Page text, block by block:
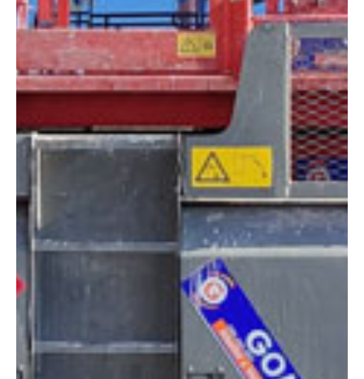
obtener una mayor seguridad en trabajos de gran altura y superficies
con pendiente. Disponibles con altura de 10m a 28m
DIMENSIONES
Altura:12 metros
Altura de trabajo:12 m
Alcance lateral:0 m
Longitud:
Anchura:
ESPECIFICACIONES TÉCNICAS
Motor: